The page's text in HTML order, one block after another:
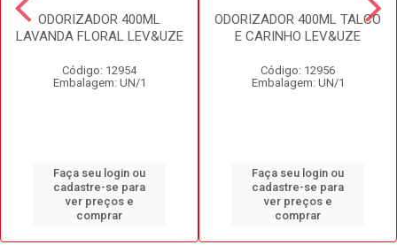
ODORIZADOR 400ML
LAVANDA FLORAL LEV&UZE
Código: 12954
Embalagem: UN/1
Faça seu login ou
cadastre-se para
ver preços e
comprar
ODORIZADOR 400ML TALCO
E CARINHO LEV&UZE
Código: 12956
Embalagem: UN/1
Faça seu login ou
cadastre-se para
ver preços e
comprar